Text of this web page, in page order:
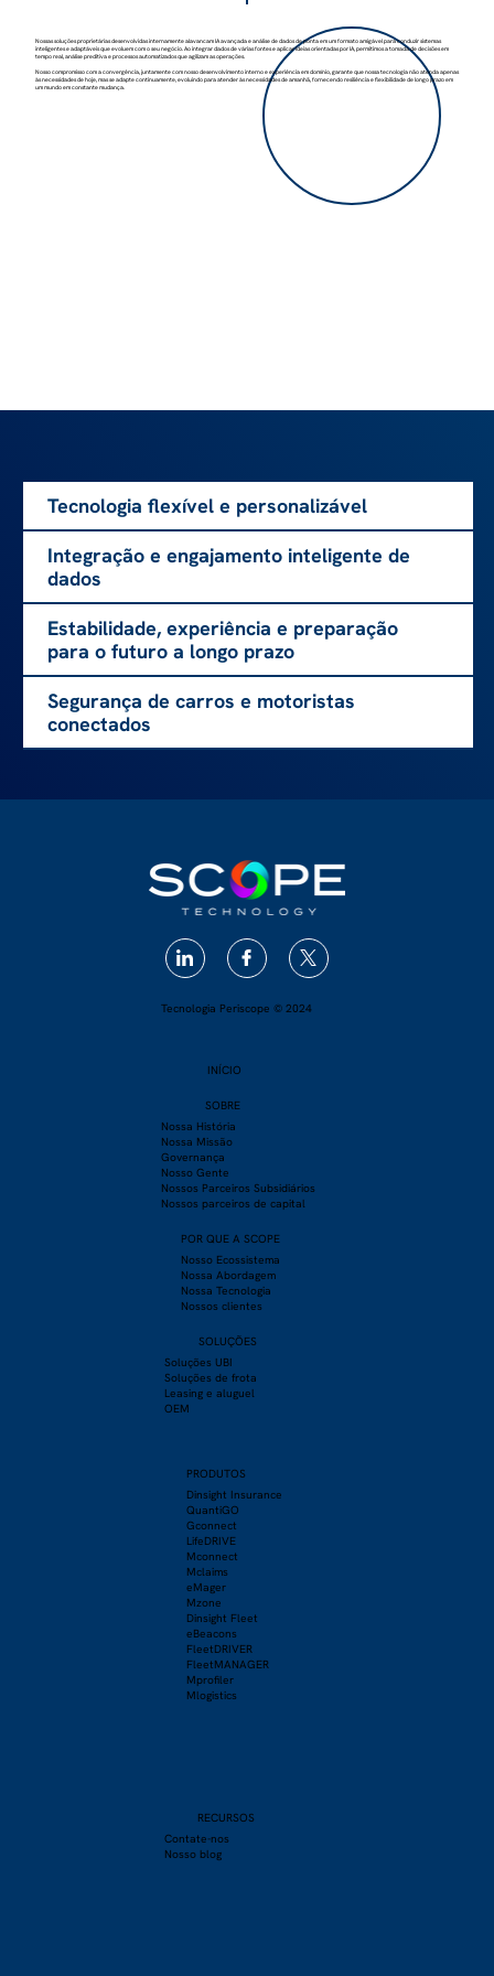
Nossas soluções proprietárias desenvolvidas internamente alavancam IA avançada e análise de dados de ponta em um formato amigável para conduzir sistemas
inteligentes e adaptáveis que evoluem com o seu negócio. Ao integrar dados de várias fontes e aplicar ideias orientadas por IA, permitimos a tomada de decisões em
tempo real, análise preditiva e processos automatizados que agilizam as operações.
Nosso compromisso com a convergência, juntamente com nosso desenvolvimento interno e experiência em domínio, garante que nossa tecnologia não atenda apenas
às necessidades de hoje, mas se adapte continuamente, evoluindo para atender às necessidades de amanhã, fornecendo resiliência e flexibilidade de longo prazo em
um mundo em constante mudança.
Tecnologia flexível e personalizável
Integração e engajamento inteligente de
dados
Estabilidade, experiência e preparação
para o futuro a longo prazo
Segurança de carros e motoristas
conectados
Tecnologia Periscope © 2024
INÍCIO
SOBRE
​Nossa História
Nossa Missão
Governança
Nosso Gente
Nossos Parceiros Subsidiários
Nossos parceiros de capital
POR QUE A SCOPE
Nosso Ecossistema
Nossa Abordagem
Nossa Tecnologia
Nossos clientes
SOLUÇÕES
Soluções UBI
Soluções de frota
Leasing e aluguel
OEM
PRODUTOS
Dinsight Insurance
QuantiGO
Gconnect
LifeDRIVE
Mconnect
Mclaims
eMager
Mzone
Dinsight Fleet
eBeacons
FleetDRIVER
FleetMANAGER
Mprofiler
Mlogistics
RECURSOS
Contate-nos
Nosso blog